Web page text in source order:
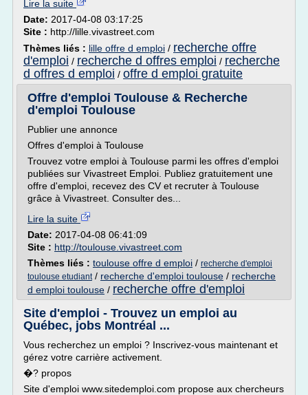
Lire la suite
Date: 2017-04-08 03:17:25
Site : http://lille.vivastreet.com
Thèmes liés : lille offre d emploi / recherche offre
d'emploi / recherche d offres emploi / recherche
d offres d emploi / offre d emploi gratuite
Offre d'emploi Toulouse & Recherche
d'emploi Toulouse
Publier une annonce
Offres d'emploi à Toulouse
Trouvez votre emploi à Toulouse parmi les offres d'emploi
publiées sur Vivastreet Emploi. Publiez gratuitement une
offre d'emploi, recevez des CV et recruter à Toulouse
grâce à Vivastreet. Consulter des...
Lire la suite
Date: 2017-04-08 06:41:09
Site : http://toulouse.vivastreet.com
Thèmes liés : toulouse offre d emploi / recherche d'emploi
toulouse etudiant/ recherche d'emploi toulouse / recherche
d emploi toulouse / recherche offre d'emploi
Site d'emploi - Trouvez un emploi au
Québec, jobs Montréal ...
Vous recherchez un emploi ? Inscrivez-vous maintenant et
gérez votre carrière activement.
�? propos
Site d'emploi www.sitedemploi.com propose aux chercheurs